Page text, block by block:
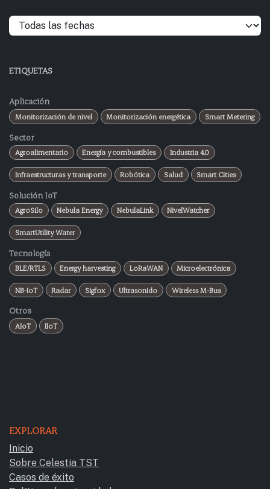
ETIQUETAS
Aplicación
Monitorización de nivel Monitorización energética Smart Metering
Sector
Agroalimentario Energía y combustibles Industria 4.0
Infraestructuras y transporte Robótica Salud Smart Cities
Solución IoT
AgroSilo Nebula Energy NebulaLink NivelWatcher
SmartUtility Water
Tecnología
BLE/RTLS Energy harvesting LoRaWAN Microelectrónica
NB-IoT Radar Sigfox Ultrasonido Wireless M-Bus
Otros
AIoT IIoT
EXPLORAR
Inicio
Sobre Celestia TST
Casos de éxito